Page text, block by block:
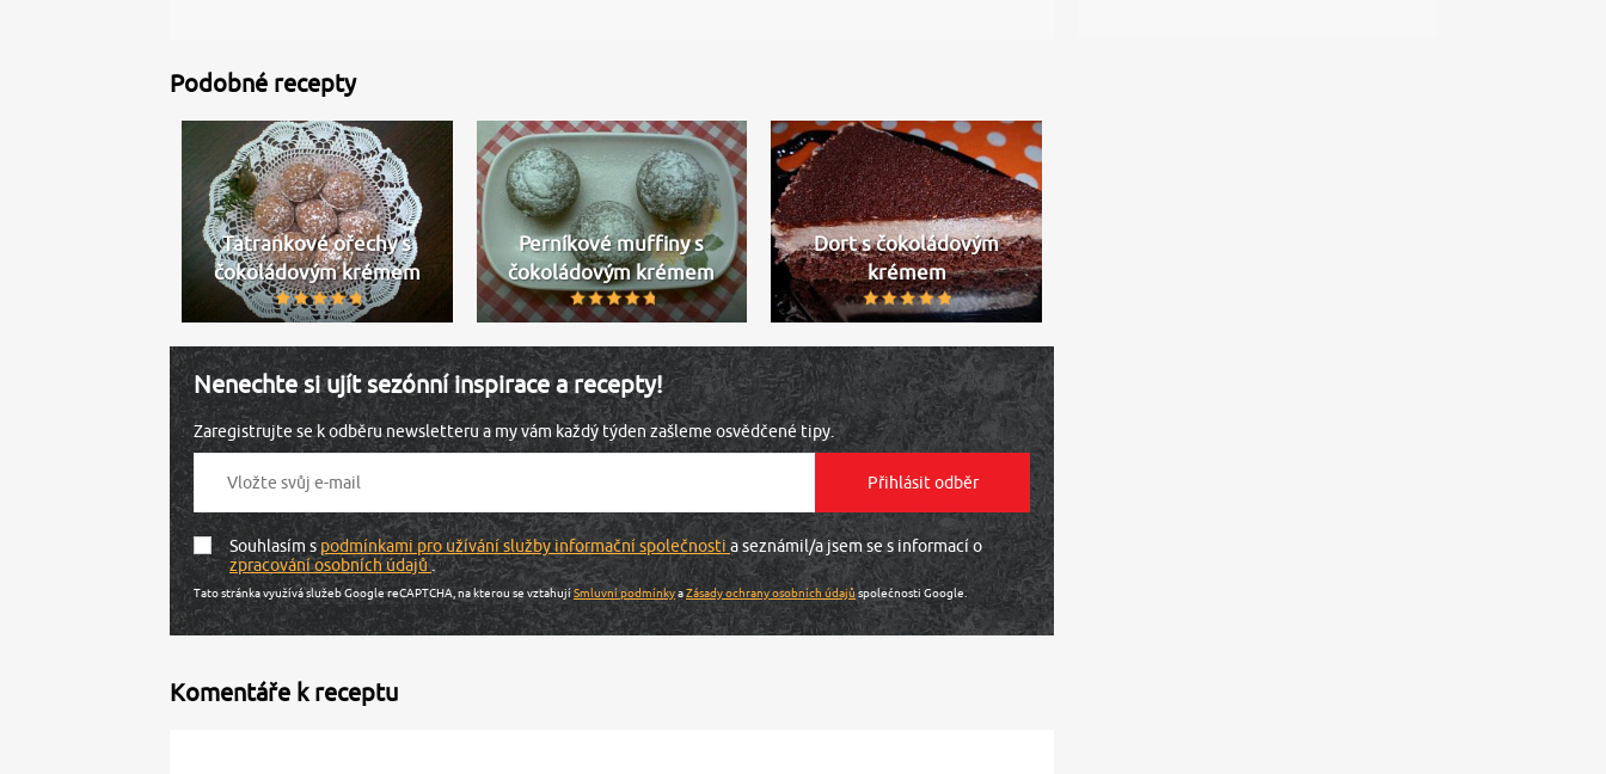
Podobné recepty
Tatrankové ořechy s
čokoládovým krémem
Perníkové muffiny s
čokoládovým krémem
Dort s čokoládovým
krémem
Nenechte si ujít sezónní inspirace a recepty!
Zaregistrujte se k odběru newsletteru a my vám každý týden zašleme osvědčené tipy.
Souhlasím spodmínkami pro užívání služby informační společnosti a seznámil/a jsem se s informací o
zpracování osobních údajů.
Tato stránka využívá služeb Google reCAPTCHA, na kterou se vztahujíSmluvní podmínkyaZásady ochrany osobních údajůspolečnosti Google.
Komentáře k receptu